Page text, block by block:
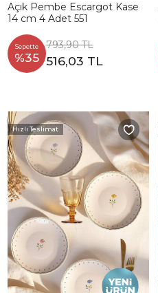
Açık Pembe Escargot Kase
14 cm 4 Adet 551
Sepette
%35
793,90 TL
516,03 TL
Hızlı Teslimat